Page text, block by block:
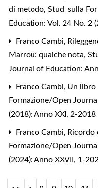
di metodo, Studi sulla
Education: Vol. 24 No. 2
Franco Cambi,
Marrou: qualche nota,
Journal of Education:
Franco Cambi, Un libro
Formazione/Open
(2018): Anno XXI, 2-2018
Franco Cambi, Ricordo
Formazione/Open
(2024): Anno XXVII, 1-